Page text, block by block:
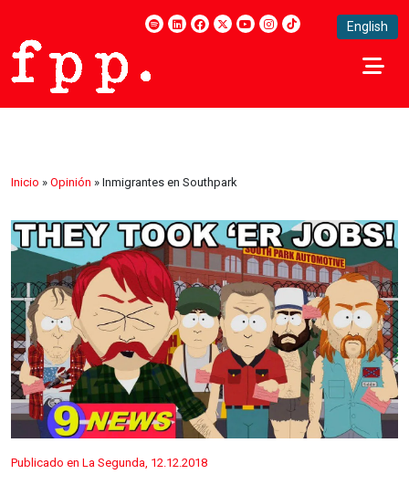
English
Inicio » Opinión » Inmigrantes en Southpark
Publicado en La Segunda, 12.12.2018